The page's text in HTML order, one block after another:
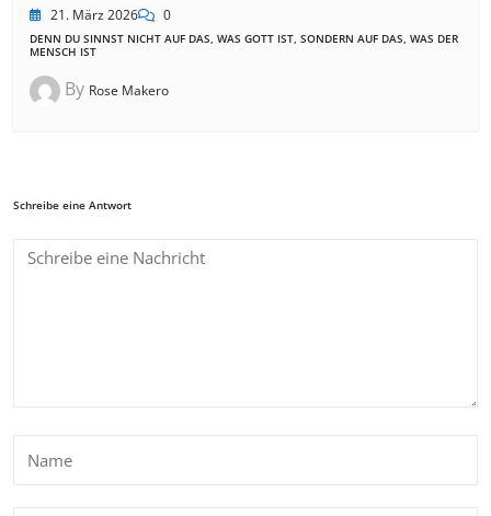
21. März 2026 0
DENN DU SINNST NICHT AUF DAS, WAS GOTT IST, SONDERN AUF DAS, WAS DER
MENSCH IST
By Rose Makero
Schreibe eine Antwort